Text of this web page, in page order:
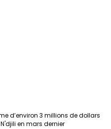
d’environ 3 millions de dollars
en mars dernier